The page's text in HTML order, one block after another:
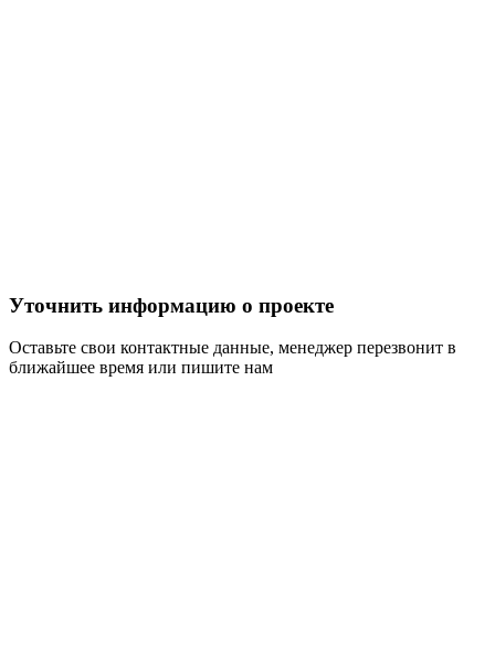
Уточнить информацию о проекте
Оставьте свои контактные данные, менеджер перезвонит в
ближайшее время или пишите нам